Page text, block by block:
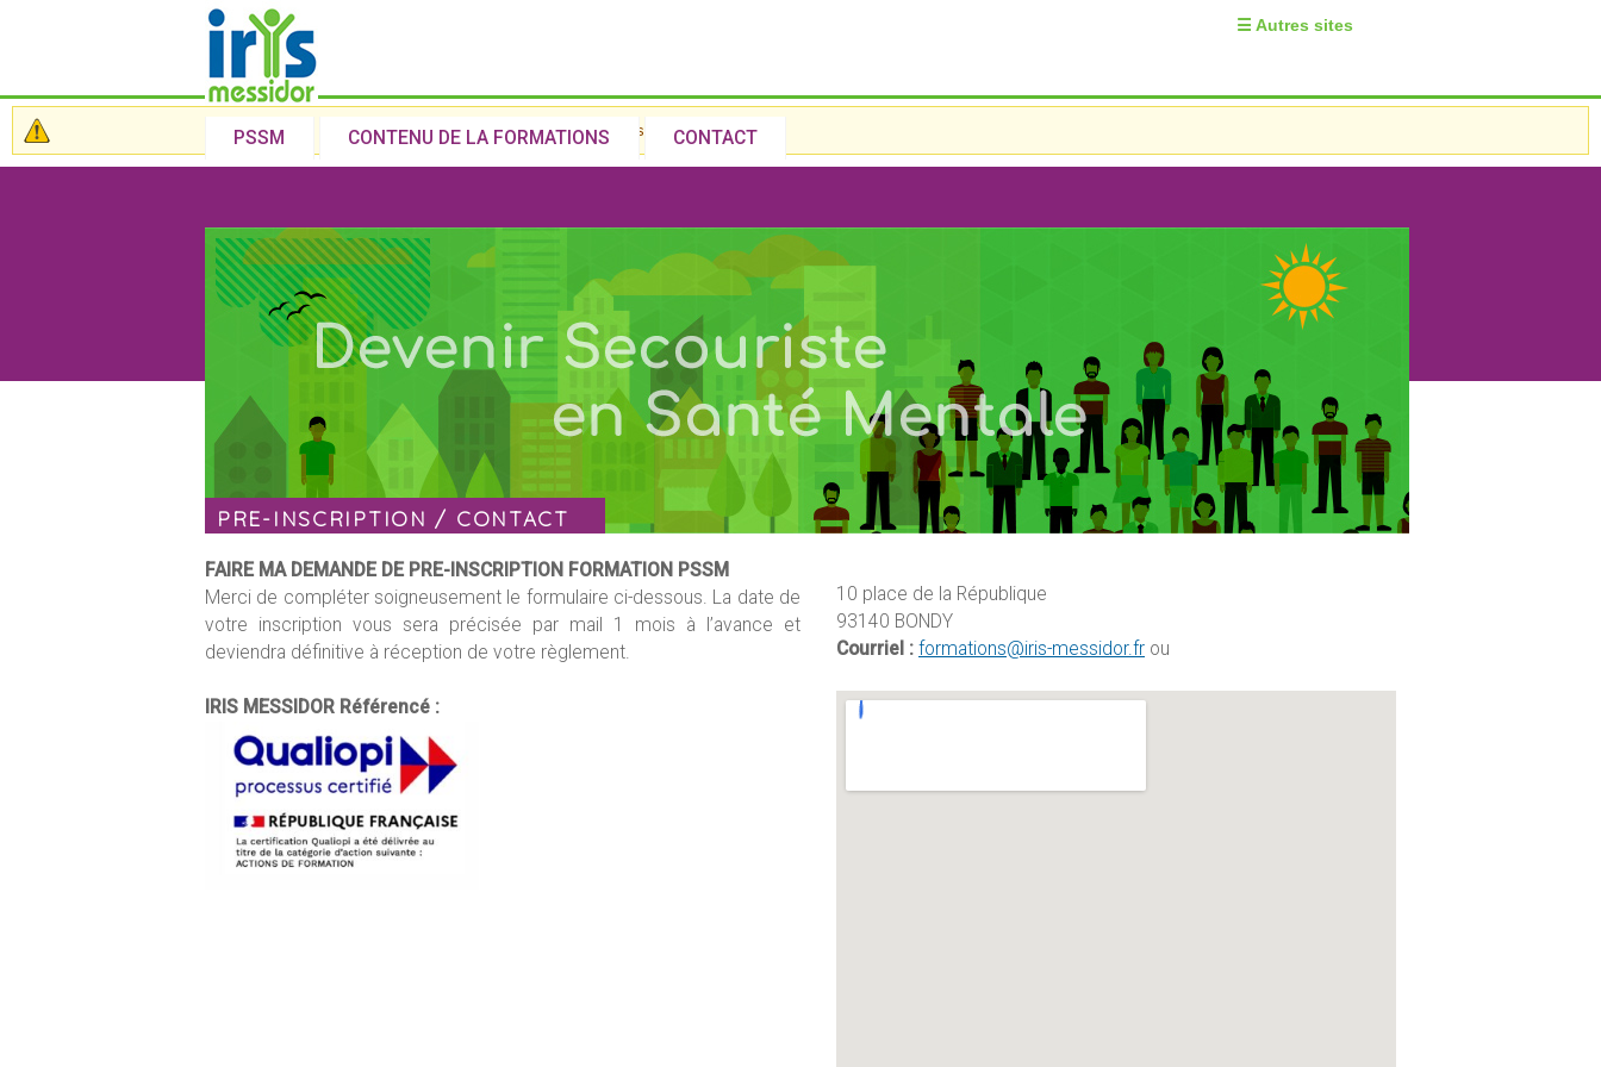
☰ Autres sites
PSSM CONTENU DE LA FORMATIONS CONTACT
Message d'avertissement Submissions for this form are closed.
PRE-INSCRIPTION / CONTACT
FAIRE MA DEMANDE DE PRE-INSCRIPTION FORMATION PSSM
Merci de compléter soigneusement le formulaire ci-dessous. La date de
votre inscription vous sera précisée par mail 1 mois à l’avance et
deviendra définitive à réception de votre règlement.
IRIS MESSIDOR Référencé :
10 place de la République
93140 BONDY
Courriel : formations@iris-messidor.fr ou